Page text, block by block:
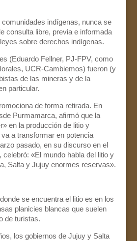
indígenas, nunca se
consulta libre, previa e informada
sobre derechos indígenas.
(Eduardo Fellner, PJ-FPV, como
UCR-Cambiemos) fueron (y
de las mineras y de la
particular.
de forma retirada. En
Purmamarca, afirmó que la
en la producción de litio y
a transformar en potencia
pasado, en su discurso en el
celebró: «El mundo habla del litio y
Salta y Jujuy enormes reservas».
se encuentra el litio es en los
planicies blancas que suelen
de turistas.
los gobiernos de Jujuy y Salta